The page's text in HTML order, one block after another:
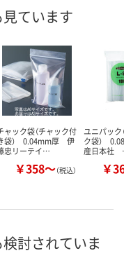
ています
ャック袋（チャック付
袋） 0.04mm厚 伊
忠リーテイ…
￥358～（税込）
ユニパック
ク袋）
産日本社
￥
討されていま